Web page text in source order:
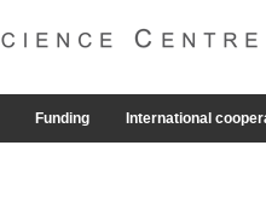
Funding International